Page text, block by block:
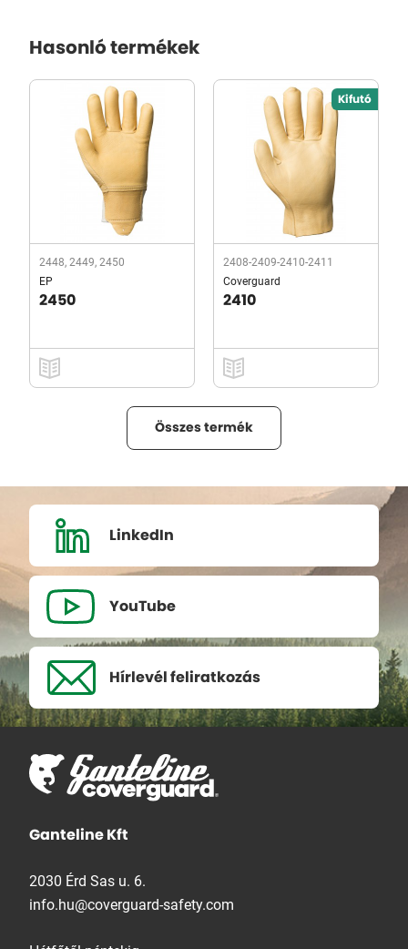
Hasonló termékek
2448, 2449, 2450
EP
2450
Kifutó
2408-2409-2410-2411
Coverguard
2410
Összes termék
LinkedIn
YouTube
Hírlevél feliratkozás
Ganteline Kft
2030 Érd Sas u. 6.
info.hu@coverguard-safety.com